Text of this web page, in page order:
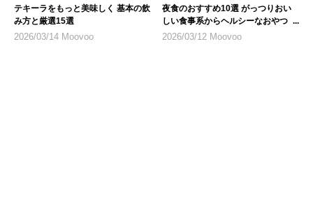
テキーラをもっと美味しく 基本の飲
み方と厳選15選
2026/03/14 Moovoo
夜食のおすすめ10選 がっつりおい
しい食事系からヘルシーなおやつま
で
2026/03/12 Moovoo